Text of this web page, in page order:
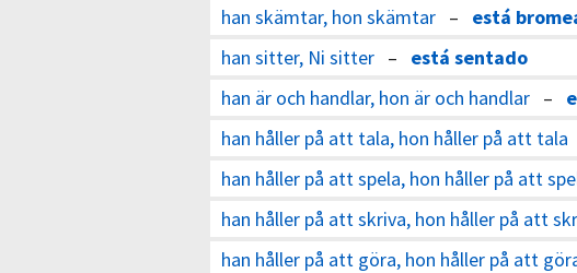
han skämtar, hon skämtar – está
han sitter, Ni sitter – está sentado
han är och handlar, hon är och handlar –
han håller på att tala, hon håller på att tala
han håller på att spela, hon håller på att
han håller på att skriva, hon håller på att
han håller på att göra, hon håller på att